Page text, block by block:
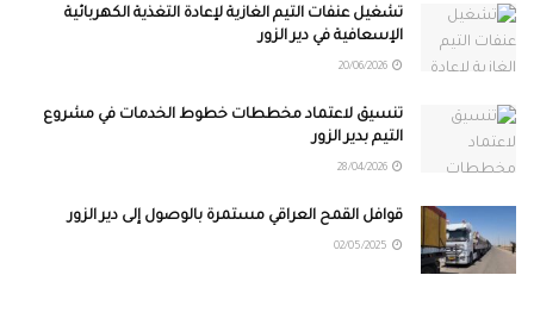
تشغيل عنفات التيم الغازية لإعادة التغذية الكهربائية
الإسعافية في دير الزور
تنسيق لاعتماد مخططات خطوط الخدمات في مشروع
التيم بدير الزور
قوافل القمح العراقي مستمرة بالوصول إلى دير الزور